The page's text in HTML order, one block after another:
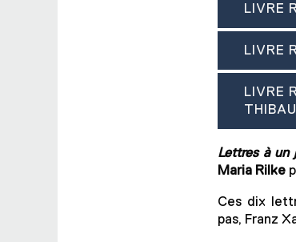
LIVRE
LIVRE
LIVRE
un
nouvel
Lettres à un
Maria Rilke
Ces dix
pas, Franz